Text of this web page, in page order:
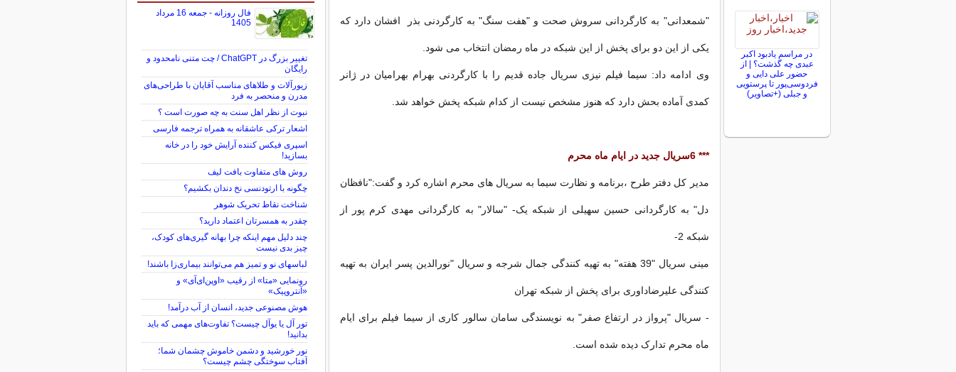
"شمعدانی" به کارگردانی سروش صحت و "هفت سنگ" به کارگردنی بذر افشان دارد که
یکی از این دو برای پخش از این شبکه در ماه رمضان انتخاب می شود.
وی ادامه داد: سیما فیلم نیزی سریال جاده قدیم را با کارگردنی بهرام بهرامیان در ژانر
کمدی آماده بحش دارد که هنوز مشخص نیست از کدام شبکه پخش خواهد شد.
*** 6سریال جدید در ایام ماه محرم
مدیر کل دفتر طرح ،برنامه و نظارت سیما به سریال های محرم اشاره کرد و گفت:"نافظان
دل" به کارگردانی حسین سهیلی از شبکه یک- "سالار" به کارگردانی مهدی کرم پور از
شبکه 2-
مینی سریال "39 هفته" به تهیه کنندگی جمال شرجه و سریال "نورالدین پسر ایران به تهیه
کنندگی علیرضاداوری برای پخش از شبکه تهران
- سریال "پرواز در ارتفاع صفر" به نویسندگی سامان سالور کاری از سیما فیلم برای ایام
ماه محرم تدارک دیده شده است.
در مراسم یادبود اکبر
عبدی چه گذشت؟ | از
حضور علی دایی و
فردوسی‌پور تا پرستویی
و جبلی (+تصاویر)
فال روزانه - جمعه 16 مرداد
1405
تغییر بزرگ در ChatGPT / چت متنی نامحدود و
رایگان
زیورآلات و طلاهای مناسب آقایان با طراحی‌های
مدرن و منحصر به فرد
نبوت از نظر اهل سنت به چه صورت است ؟
اشعار ترکی عاشقانه به همراه ترجمه فارسی
اسپری فیکس کننده آرایش خود را در خانه
بسازید!
روش های متفاوت بافت لیف
چگونه با ارتودنسی نخ دندان بکشیم؟
شناخت نقاط تحریک شوهر
چقدر به همسرتان اعتماد دارید؟
چند دلیل مهم اینکه چرا بهانه گیری‌های کودک،
چیز بدی نیست
لباس‎های نو و تمیز هم می‌توانند بیماری‌زا باشند!
رونمایی «متا» از رقیب «اوپن‌ای‌آی» و
«آنتروپیک»
هوش مصنوعی جدید، انسان از آب درآمد!
تور آل یا یوآل چیست؟ تفاوت‌های مهمی که باید
بدانید!
نور خورشید و دشمن خاموش چشمان شما؛
آفتاب سوختگی چشم چیست؟